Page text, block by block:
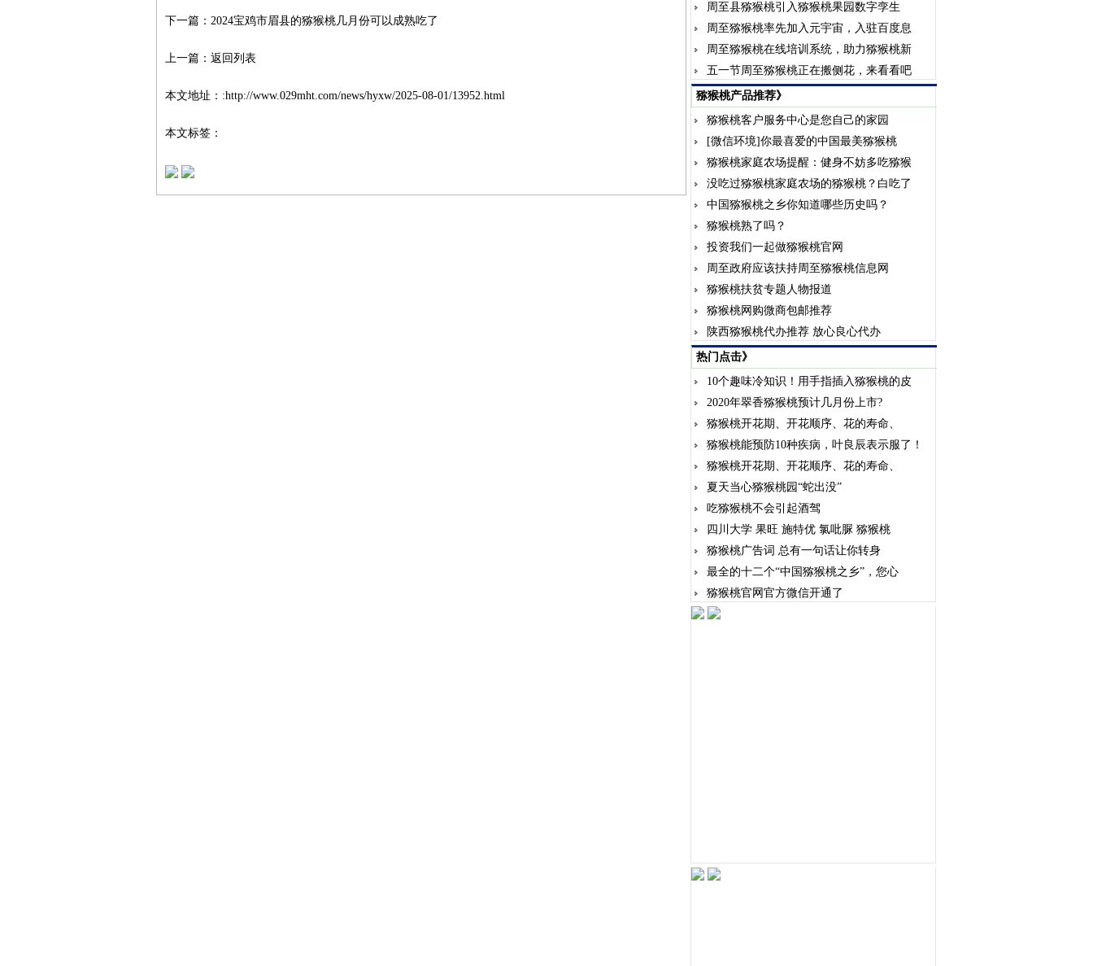
下一篇： 2024宝鸡市眉县的猕猴桃几月份可以成熟吃了
上一篇： 返回列表
本文地址：:http://www.029mht.com/news/hyxw/2025-08-01/13952.html
本文标签：
周至县猕猴桃引入猕猴桃果园数字孪生
周至猕猴桃率先加入元宇宙，入驻百度息
周至猕猴桃在线培训系统，助力猕猴桃新
五一节周至猕猴桃正在搬侧花，来看看吧
猕猴桃产品推荐》
猕猴桃客户服务中心是您自己的家园
[微信环境]你最喜爱的中国最美猕猴桃
猕猴桃家庭农场提醒：健身不妨多吃猕猴
没吃过猕猴桃家庭农场的猕猴桃？白吃了
中国猕猴桃之乡你知道哪些历史吗？
猕猴桃熟了吗？
投资我们一起做猕猴桃官网
周至政府应该扶持周至猕猴桃信息网
猕猴桃扶贫专题人物报道
猕猴桃网购微商包邮推荐
陕西猕猴桃代办推荐 放心良心代办
热门点击》
10个趣味冷知识！用手指插入猕猴桃的皮
2020年翠香猕猴桃预计几月份上市?
猕猴桃开花期、开花顺序、花的寿命、
猕猴桃能预防10种疾病，叶良辰表示服了！
猕猴桃开花期、开花顺序、花的寿命、
夏天当心猕猴桃园“蛇出没”
吃猕猴桃不会引起酒驾
四川大学 果旺 施特优 氯吡脲 猕猴桃
猕猴桃广告词 总有一句话让你转身
最全的十二个“中国猕猴桃之乡”，您心
猕猴桃官网官方微信开通了